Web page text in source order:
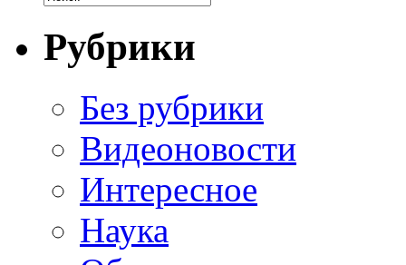
Рубрики
Без рубрики
Видеоновости
Интересное
Наука